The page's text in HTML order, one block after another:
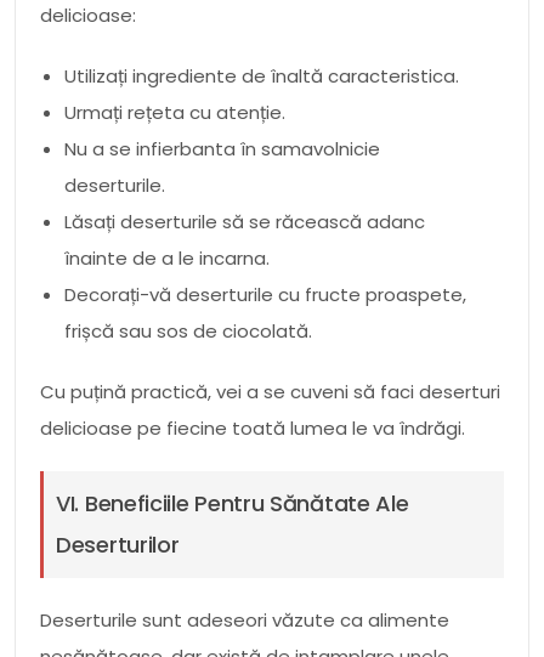
delicioase:
Utilizați ingrediente de înaltă caracteristica.
Urmați rețeta cu atenție.
Nu a se infierbanta în samavolnicie
deserturile.
Lăsați deserturile să se răcească adanc
înainte de a le incarna.
Decorați-vă deserturile cu fructe proaspete,
frișcă sau sos de ciocolată.
Cu puțină practică, vei a se cuveni să faci deserturi
delicioase pe fiecine toată lumea le va îndrăgi.
VI. Beneficiile Pentru Sănătate Ale
Deserturilor
Deserturile sunt adeseori văzute ca alimente